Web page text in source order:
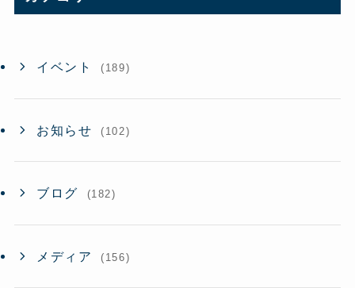
ブ
イベント (189)
お知らせ (102)
ブログ (182)
メディア (156)